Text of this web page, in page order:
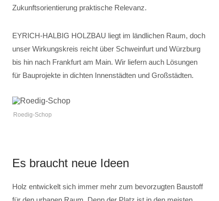
Zukunftsorientierung praktische Relevanz.
EYRICH-HALBIG HOLZBAU liegt im ländlichen Raum, doch
unser Wirkungskreis reicht über Schweinfurt und Würzburg
bis hin nach Frankfurt am Main. Wir liefern auch Lösungen
für Bauprojekte in dichten Innenstädten und Großstädten.
Roedig-Schop
Es braucht neue Ideen
Holz entwickelt sich immer mehr zum bevorzugten Baustoff